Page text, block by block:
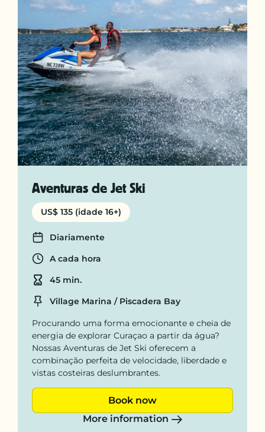
Aventuras de Jet Ski
US$ 135 (idade 16+)
Days
Diariamente
Departure time
A cada hora
Duration
45 min.
Location
Village Marina / Piscadera Bay
Procurando uma forma emocionante e cheia de
energia de explorar Curaçao a partir da água?
Nossas Aventuras de Jet Ski oferecem a
combinação perfeita de velocidade, liberdade e
vistas costeiras deslumbrantes.
Book now
More information